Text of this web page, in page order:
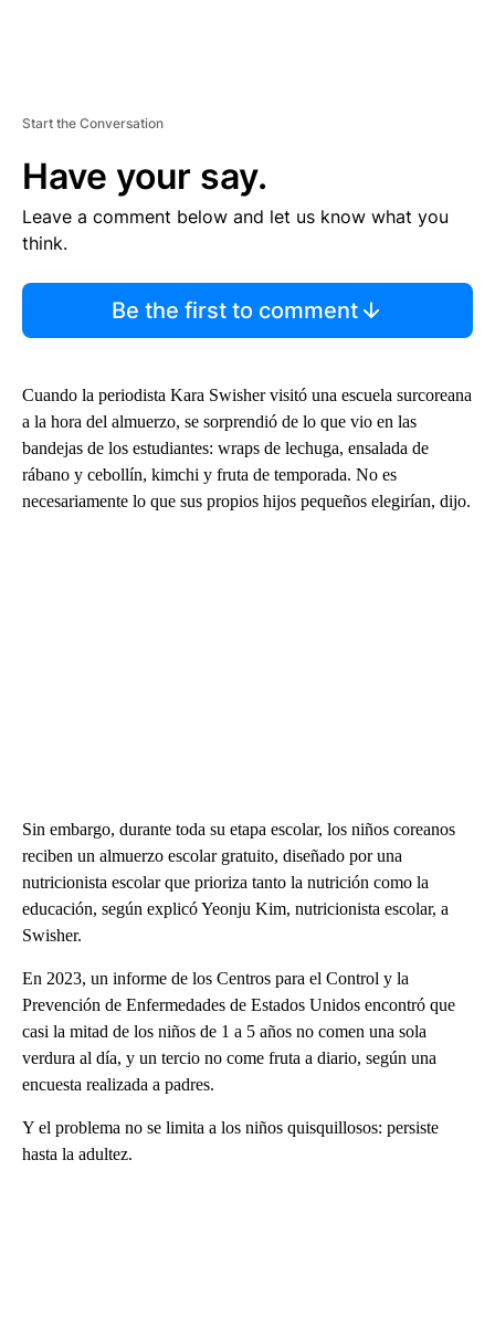
Start the Conversation
Have your say.
Leave a comment below and let us know what you
think.
Be the first to comment
Cuando la periodista Kara Swisher visitó una escuela surcoreana
a la hora del almuerzo, se sorprendió de lo que vio en las
bandejas de los estudiantes: wraps de lechuga, ensalada de
rábano y cebollín, kimchi y fruta de temporada. No es
necesariamente lo que sus propios hijos pequeños elegirían, dijo.
Sin embargo, durante toda su etapa escolar, los niños coreanos
reciben un almuerzo escolar gratuito, diseñado por una
nutricionista escolar que prioriza tanto la nutrición como la
educación, según explicó Yeonju Kim, nutricionista escolar, a
Swisher.
En 2023, un informe de los Centros para el Control y la
Prevención de Enfermedades de Estados Unidos encontró que
casi la mitad de los niños de 1 a 5 años no comen una sola
verdura al día, y un tercio no come fruta a diario, según una
encuesta realizada a padres.
Y el problema no se limita a los niños quisquillosos: persiste
hasta la adultez.